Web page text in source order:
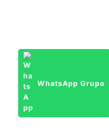
WhatsApp Grupo